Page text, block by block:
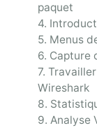
paquet
4.
5. Menus
6. Capture
7.
Wireshark
8.
9. Analyse